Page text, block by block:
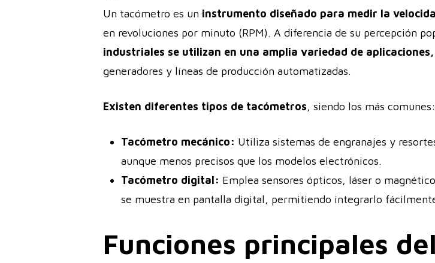
Un tacómetro es un instrumento diseñado para medir la
en revoluciones por minuto (RPM). A diferencia de su percepción
industriales se utilizan en una amplia variedad de aplicaciones,
generadores y líneas de producción automatizadas.
Existen diferentes tipos de tacómetros, siendo los más comunes:
Tacómetro mecánico: Utiliza sistemas de engranajes y
aunque menos precisos que los modelos electrónicos.
Tacómetro digital: Emplea sensores ópticos, láser o
se muestra en pantalla digital, permitiendo integrarlo
Funciones principales